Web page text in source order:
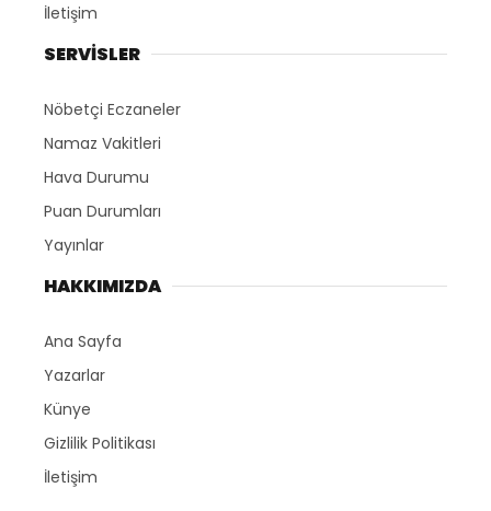
İletişim
SERVİSLER
Nöbetçi Eczaneler
Namaz Vakitleri
Hava Durumu
Puan Durumları
Yayınlar
HAKKIMIZDA
Ana Sayfa
Yazarlar
Künye
Gizlilik Politikası
İletişim